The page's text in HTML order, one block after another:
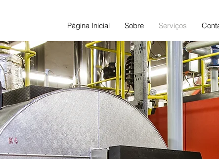
Página Inicial Sobre Serviços